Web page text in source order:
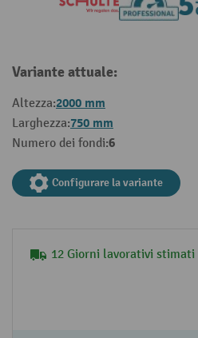
Variante attuale:
Altezza:2000 mm
Larghezza:750 mm
Numero dei fondi:6
Configurare la variante
12 Giorni lavorativi stimati